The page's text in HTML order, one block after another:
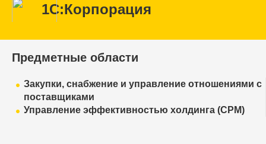
1С:Корпорация
Предметные области
Закупки, снабжение и управление отношениями с
поставщиками
Управление эффективностью холдинга (CPM)